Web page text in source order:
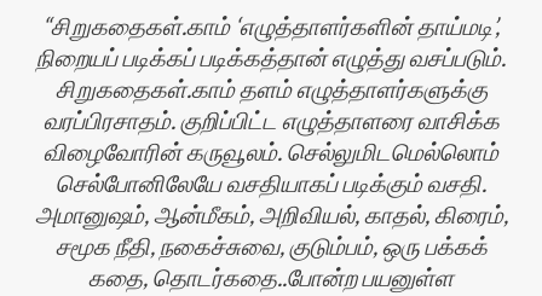
சிறுகதைகள்.காம் ‘எழுத்தாளர்களின் தாய்மடி’,
நிறையப் படிக்கப் படிக்கத்தான் எழுத்து வசப்படும்.
சிறுகதைகள்.காம் தளம் எழுத்தாளர்களுக்கு
வரப்பிரசாதம். குறிப்பிட்ட எழுத்தாளரை வாசிக்க
விழைவோரின் கருவூலம். செல்லுமிடமெல்லொம்
செல்போனிலேயே வசதியாகப் படிக்கும் வசதி.
அமானுஷம், ஆன்மீகம், அறிவியல், காதல், கிரைம்,
சமூக நீதி, நகைச்சுவை, குடும்பம், ஒரு பக்கக்
கதை, தொடர்கதை..போன்ற பயனுள்ள